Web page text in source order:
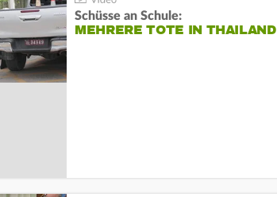
Schüsse an Schule:
MEHRERE TOTE IN THAILAND